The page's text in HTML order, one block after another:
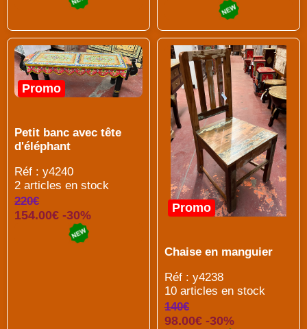
Promo
Petit banc avec tête
d'éléphant
Réf : y4240
2 articles en stock
220€
154.00€ -30%
Promo
Chaise en manguier
Réf : y4238
10 articles en stock
140€
98.00€ -30%